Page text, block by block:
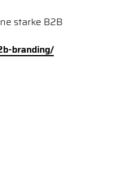
starke B2B
branding/